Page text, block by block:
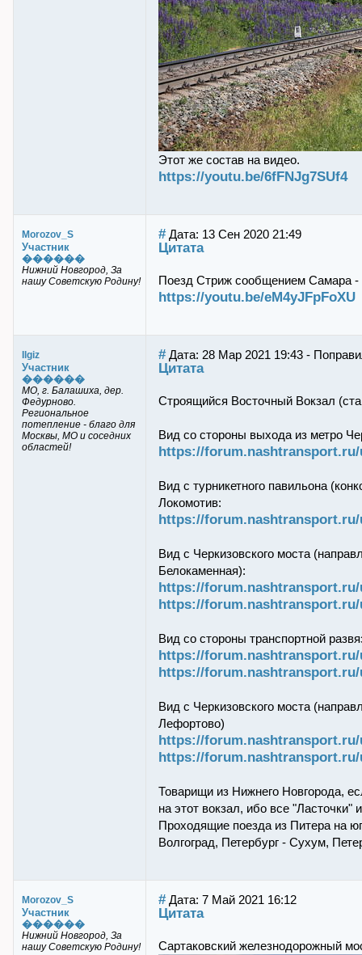
Этот же состав на видео.
https://youtu.be/6fFNJg7SUf4
Morozov_S
Участник
������
Нижний Новгород, За
нашу Советскую Родину!
#Дата: 13 Сен 2020 21:49
Цитата
Поезд Стриж сообщением Самара -
https://youtu.be/eM4yJFpFoXU
Ilgiz
Участник
������
МО, г. Балашиха, дер.
Федурново.
Региональное
потепление - благо для
Москвы, МО и соседних
областей!
#Дата: 28 Мар 2021 19:43 -
Цитата
Строящийся Восточный Вокзал
Вид со стороны выхода из метро
https://forum.nashtransport.ru/
Вид с турникетного павильона
Локомотив:
https://forum.nashtransport.ru/
Вид с Черкизовского моста
Белокаменная):
https://forum.nashtransport.ru/
https://forum.nashtransport.ru/
Вид со стороны транспортной
https://forum.nashtransport.ru/
https://forum.nashtransport.ru/
Вид с Черкизовского моста
Лефортово)
https://forum.nashtransport.ru/
https://forum.nashtransport.ru/
Товарищи из Нижнего Новгорода,
на этот вокзал, ибо все
Проходящие поезда из Питера на
Волгоград, Петербург - Сухум,
Morozov_S
Участник
������
Нижний Новгород, За
нашу Советскую Родину!
#Дата: 7 Май 2021 16:12
Цитата
Сартаковский железнодорожный